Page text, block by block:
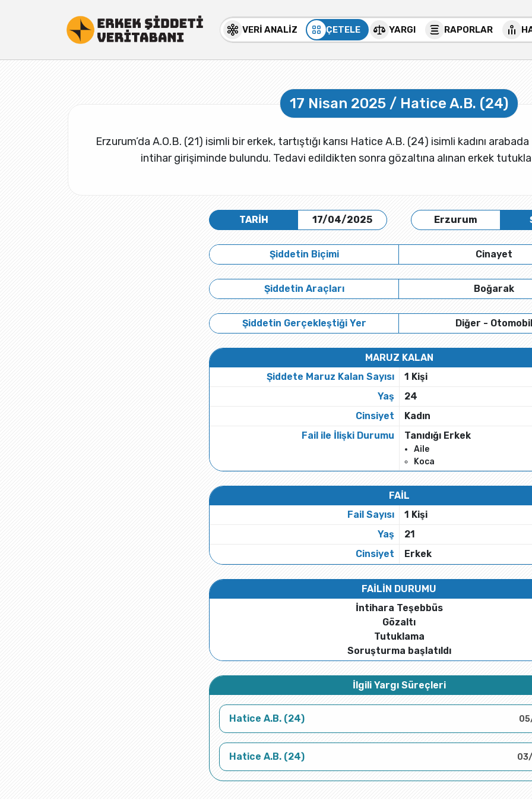
VERİ ANALİZ ÇETELE YARGI RAPORLAR
17 Nisan 2025 / Hatice A.B. (24)
Erzurum’da A.O.B. (21) isimli bir erkek, tartıştığı karısı Hatice A.B. (24) isimli kadını
intihar girişiminde bulundu. Tedavi edildikten sonra gözaltına alınan erkek
TARİH 17/04/2025 Erzurum
Şiddetin Biçimi Cinayet
Şiddetin Araçları Boğarak
Şiddetin Gerçekleştiği Yer Diğer - Otomobil
MARUZ KALAN
Şiddete Maruz Kalan Sayısı
1 Kişi
Yaş
24
Cinsiyet
Kadın
Fail ile İlişki Durumu
Tanıdığı Erkek
Aile
Koca
FAİL
Fail Sayısı
1 Kişi
Yaş
21
Cinsiyet
Erkek
FAİLİN DURUMU
İntihara Teşebbüs
Gözaltı
Tutuklama
Soruşturma başlatıldı
İlgili Yargı Süreçleri
Hatice A.B. (24)
Hatice A.B. (24)